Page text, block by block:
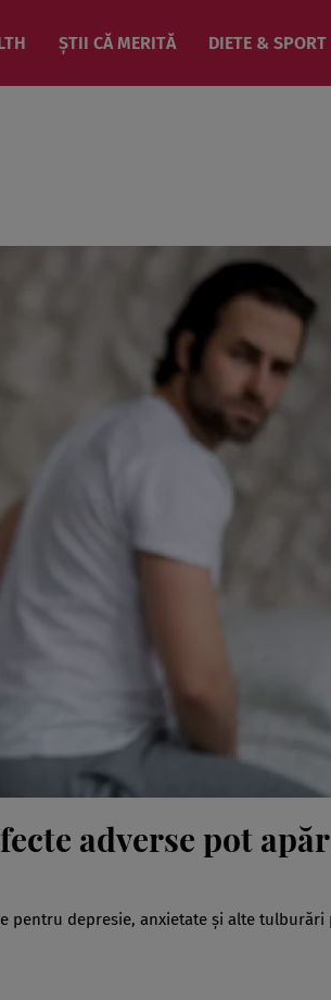
ȘTII CĂ MERITĂ DIETE & SPORT
adverse pot
pentru depresie, anxietate și alte tulburări